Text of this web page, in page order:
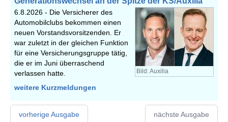
Bild: Auxilia
6.8.2026 - Die Versicherer des
Automobilclubs bekommen einen
neuen Vorstandsvorsitzenden. Er
war zuletzt in der gleichen Funktion
für eine Versicherungsgruppe tätig,
die er im Juni überraschend
verlassen hatte.
weitere Kurzmeldungen
vorherige Ausgabe nächste Ausgabe